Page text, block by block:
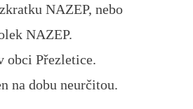
NAZEP, nebo
NAZEP.
obci Přezletice.
na dobu neurčitou.